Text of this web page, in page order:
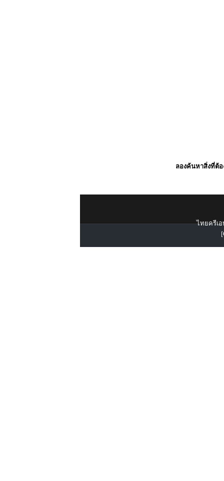
ลองค้นหาสิ่งที่ต้อ
ไทยครีเอ
[